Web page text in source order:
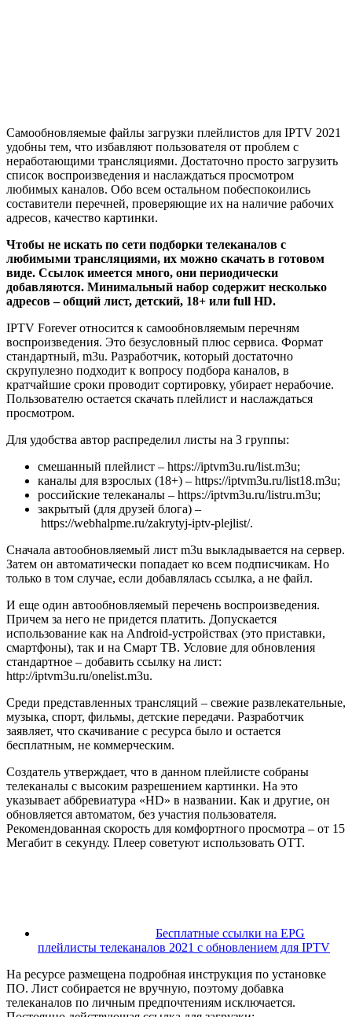
Самообновляемые файлы загрузки плейлистов для IPTV 2021
удобны тем, что избавляют пользователя от проблем с
неработающими трансляциями. Достаточно просто загрузить
список воспроизведения и наслаждаться просмотром
любимых каналов. Обо всем остальном побеспокоились
составители перечней, проверяющие их на наличие рабочих
адресов, качество картинки.
Чтобы не искать по сети подборки телеканалов с
любимыми трансляциями, их можно скачать в готовом
виде. Ссылок имеется много, они периодически
добавляются. Минимальный набор содержит несколько
адресов – общий лист, детский, 18+ или full HD.
IPTV Forever относится к самообновляемым перечням
воспроизведения. Это безусловный плюс сервиса. Формат
стандартный, m3u. Разработчик, который достаточно
скрупулезно подходит к вопросу подбора каналов, в
кратчайшие сроки проводит сортировку, убирает нерабочие.
Пользователю остается скачать плейлист и наслаждаться
просмотром.
Для удобства автор распределил листы на 3 группы:
смешанный плейлист – https://iptvm3u.ru/list.m3u;
каналы для взрослых (18+) – https://iptvm3u.ru/list18.m3u;
российские телеканалы – https://iptvm3u.ru/listru.m3u;
закрытый (для друзей блога) –
https://webhalpme.ru/zakrytyj-iptv-plejlist/.
Сначала автообновляемый лист m3u выкладывается на сервер.
Затем он автоматически попадает ко всем подписчикам. Но
только в том случае, если добавлялась ссылка, а не файл.
И еще один автообновляемый перечень воспроизведения.
Причем за него не придется платить. Допускается
использование как на Android-устройствах (это приставки,
смартфоны), так и на Смарт ТВ. Условие для обновления
стандартное – добавить ссылку на лист:
http://iptvm3u.ru/onelist.m3u.
Среди представленных трансляций – свежие развлекательные,
музыка, спорт, фильмы, детские передачи. Разработчик
заявляет, что скачивание с ресурса было и остается
бесплатным, не коммерческим.
Создатель утверждает, что в данном плейлисте собраны
телеканалы с высоким разрешением картинки. На это
указывает аббревиатура «HD» в названии. Как и другие, он
обновляется автоматом, без участия пользователя.
Рекомендованная скорость для комфортного просмотра – от 15
Мегабит в секунду. Плеер советуют использовать OTT.
Бесплатные ссылки на EPG
плейлисты телеканалов 2021 с обновлением для IPTV
На ресурсе размещена подробная инструкция по установке
ПО. Лист собирается не вручную, поэтому добавка
телеканалов по личным предпочтениям исключается.